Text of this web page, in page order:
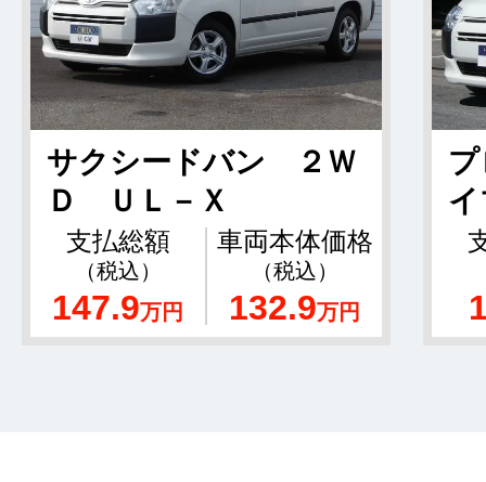
サクシードバン ２Ｗ
Ｄ ＵＬ－Ｘ
支払総額
（税込）
147.9万円
車両本体価格
（税込）
132.9万円